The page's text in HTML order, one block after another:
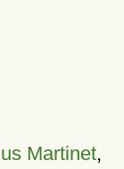
Martinet,